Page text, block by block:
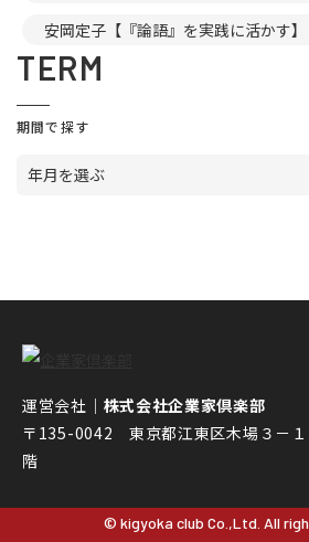
安岡定子【『論語』を実践に活かす】
TERM
期間で探す
年月を選ぶ
運営会社｜ 株式会社企業家倶楽部
〒135-0042 東京都江東区木場３－１
階
© kigyoka club Co.,Ltd. All